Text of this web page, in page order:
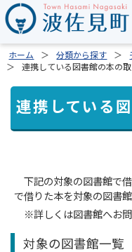
ホーム 分類から探す
連携している図書館の本の
連携している
下記の対象の図書館で
で借りた本を対象の図書
※詳しくは図書館へお問
対象の図書館一覧